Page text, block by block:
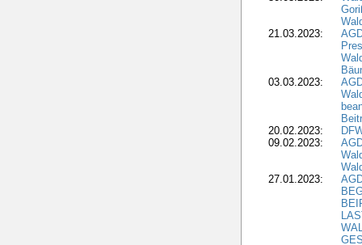
21.03.2023:
03.03.2023:
20.02.2023:
09.02.2023:
27.01.2023: